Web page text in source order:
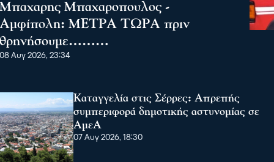
Μπαχαρης Μπαχαροπουλος -
Αμφίπολη: ΜΕΤΡΑ ΤΩΡΑ πριν
θρηνήσουμε………
08 Αυγ 2026, 23:34
Καταγγελία στις Σέρρες: Απρεπής
συμπεριφορά δημοτικής αστυνομίας σε
ΑμεΑ
07 Αυγ 2026, 18:30